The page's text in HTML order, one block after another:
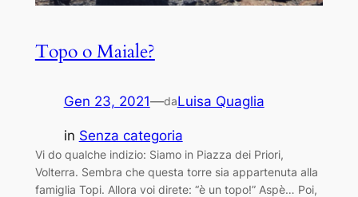
Topo o Maiale?
Gen 23, 2021—daLuisa Quaglia
in Senza categoria
Vi do qualche indizio: Siamo in Piazza dei Priori,
Volterra. Sembra che questa torre sia appartenuta alla
famiglia Topi. Allora voi direte: “è un topo!” Aspè… Poi,